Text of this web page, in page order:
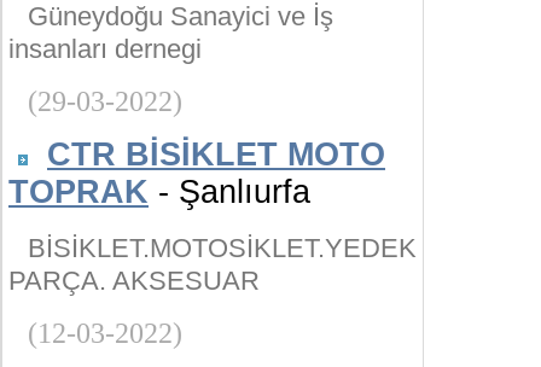
Güneydoğu Sanayici ve İş
insanları dernegi
(29-03-2022)
CTR BİSİKLET MOTO
TOPRAK - Şanlıurfa
BİSİKLET.MOTOSİKLET.YEDEK
PARÇA. AKSESUAR
(12-03-2022)